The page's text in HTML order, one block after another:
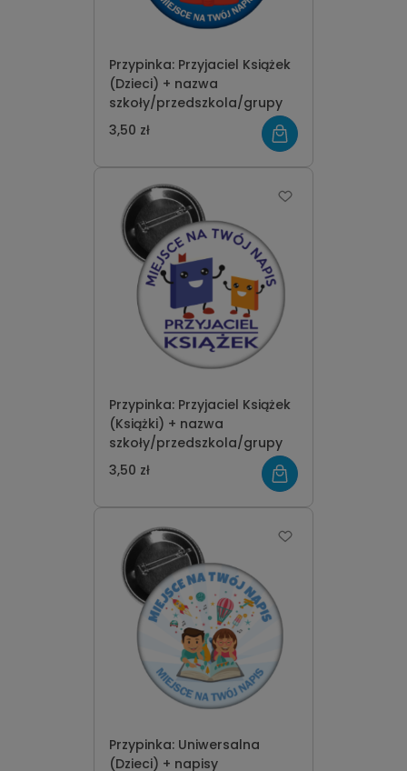
Przypinka: Przyjaciel Książek
(Dzieci) + nazwa
szkoły/przedszkola/grupy
3,50 zł
Przypinka: Przyjaciel Książek
(Książki) + nazwa
szkoły/przedszkola/grupy
3,50 zł
Przypinka: Uniwersalna
(Dzieci) + napisy